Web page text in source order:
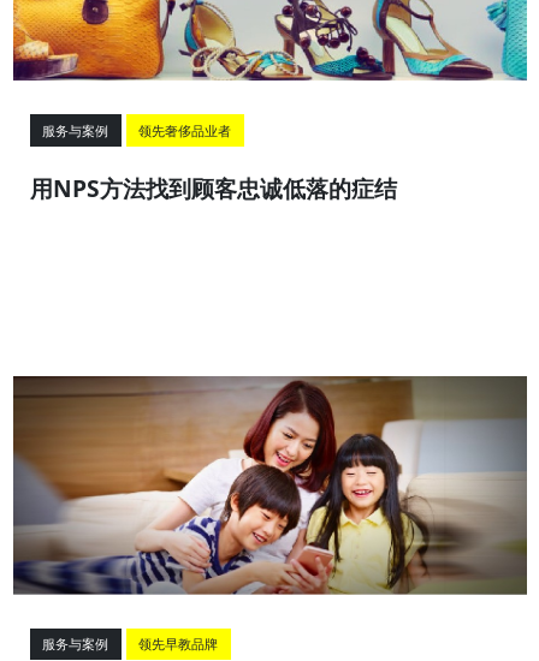
服务与案例 领先奢侈品业者
用NPS方法找到顾客忠诚低落的症结
服务与案例 领先早教品牌